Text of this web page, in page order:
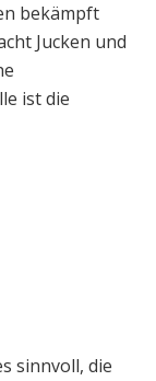
bekämpft
Jucken und
ist die
sinnvoll, die